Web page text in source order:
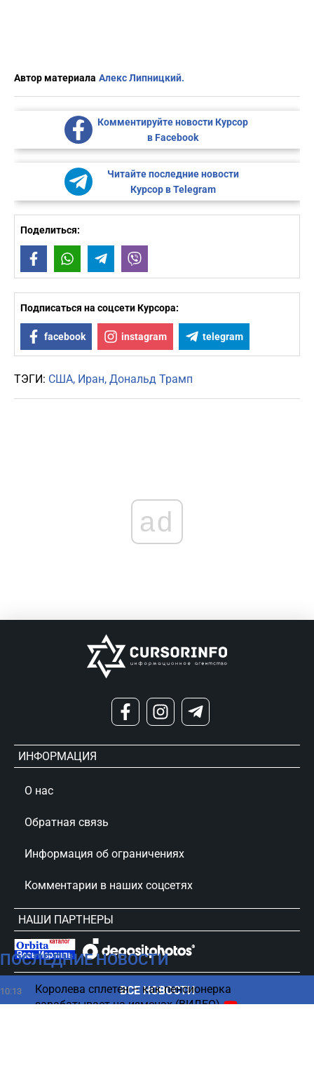
Автор материала Алекс Липницкий.
Комментируйте новости Курсор
в Facebook
Читайте последние новости
Курсор в Telegram
Поделиться:
FacebookWhatsAppTelegram
Подписаться на соцсети Курсора:
facebook instagram telegram
ТЭГИ: США Иран Дональд Трамп
ПОСЛЕДНИЕ НОВОСТИ
10:13
Королева сплетен – как пенсионерка
зарабатывает на изменах (ВИДЕО)
ВСЕ НОВОСТИ
ad
ИНФОРМАЦИЯ
О нас
Обратная связь
Информация об ограничениях
Комментарии в наших соцсетях
НАШИ ПАРТНЕРЫ
сursorinfo.co.il © Все права защищены